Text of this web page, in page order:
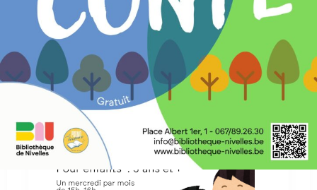
L'heure du conte
Les mercredis 2 septembre, 21
octobre, 18 novembre et 23 décembre
2026 de 15h à 16h, au 1er étage de la
bibliothèque :